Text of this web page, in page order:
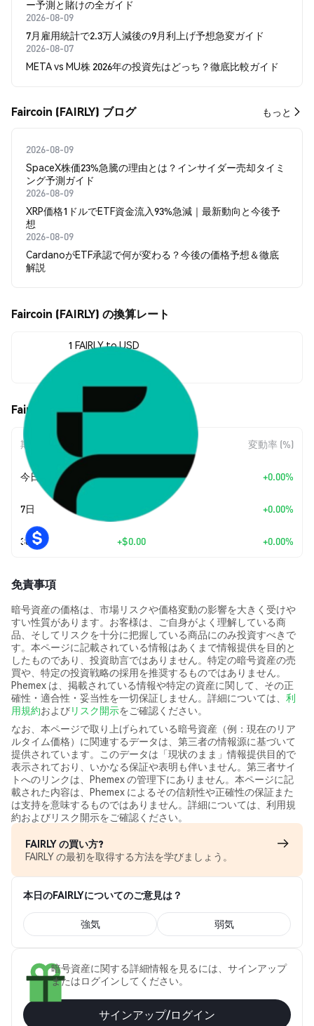
ー予測と賭けの全ガイド
2026-08-09
7月雇用統計で2.3万人減後の9月利上げ予想急変ガイド
2026-08-07
META vs MU株 2026年の投資先はどっち？徹底比較ガイド
Faircoin (FAIRLY) ブログ もっと
2026-08-09
SpaceX株価23%急騰の理由とは？インサイダー売却タイミ
ング予測ガイド
2026-08-09
XRP価格1ドルでETF資金流入93%急減｜最新動向と今後予
想
2026-08-09
CardanoがETF承認で何が変わる？今後の価格予想＆徹底
解説
Faircoin (FAIRLY) の換算レート
1 FAIRLY to USD
Faircoin (FAIRLY) の価格変動
期間 変動率 (%)
今日 +$0.00 +0.00%
7日 +0.00%
30日 +$0.00 +0.00%
免責事項
暗号資産の価格は、市場リスクや価格変動の影響を大きく受けや
すい性質があります。お客様は、ご自身がよく理解している商
品、そしてリスクを十分に把握している商品にのみ投資すべきで
す。本ページに記載されている情報はあくまで情報提供を目的と
したものであり、投資助言ではありません。特定の暗号資産の売
買や、特定の投資戦略の採用を推奨するものではありません。
Phemex は、掲載されている情報や特定の資産に関して、その正
確性・適合性・妥当性を一切保証しません。詳細については、 利
用規約およびリスク開示をご確認ください。
なお、本ページで取り上げられている暗号資産（例：現在のリア
ルタイム価格）に関連するデータは、第三者の情報源に基づいて
提供されています。このデータは「現状のまま」情報提供目的で
表示されており、いかなる保証や表明も伴いません。第三者サイ
トへのリンクは、Phemex の管理下にありません。本ページに記
載された内容は、Phemex によるその信頼性や正確性の保証また
は支持を意味するものではありません。詳細については、利用規
約およびリスク開示をご確認ください。
FAIRLY の買い方?
FAIRLY の最初を取得する方法を学びましょう。
本日のFAIRLYについてのご意見は？
強気 弱気
暗号資産に関する詳細情報を見るには、サインアップ
またはログインしてください。
サインアップ/ログイン